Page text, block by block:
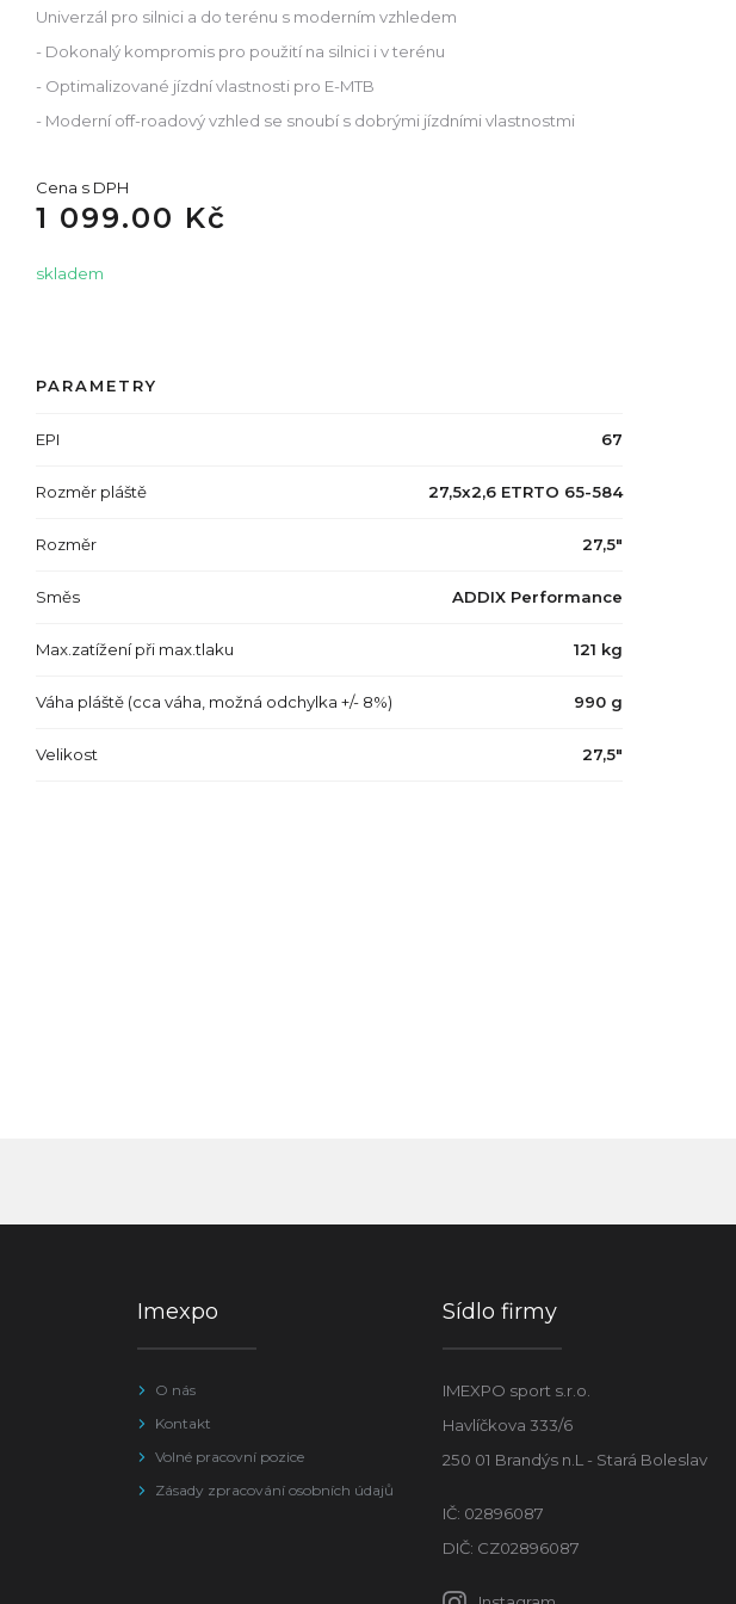
Univerzál pro silnici a do terénu s moderním vzhledem
- Dokonalý kompromis pro použití na silnici i v terénu
- Optimalizované jízdní vlastnosti pro E-MTB
- Moderní off-roadový vzhled se snoubí s dobrými jízdními vlastnostmi
Cena s DPH
1 099.00 Kč
skladem
PARAMETRY
EPI 67
Rozměr pláště 27,5x2,6 ETRTO 65-584
Rozměr 27,5"
Směs ADDIX Performance
Max.zatížení při max.tlaku 121 kg
Váha pláště (cca váha, možná odchylka +/- 8%) 990 g
Velikost 27,5"
Imexpo
O nás
Kontakt
Volné pracovní pozice
Zásady zpracování osobních údajů
Sídlo firmy
IMEXPO sport s.r.o.
Havlíčkova 333/6
250 01 Brandýs n.L - Stará Boleslav
IČ: 02896087
DIČ: CZ02896087